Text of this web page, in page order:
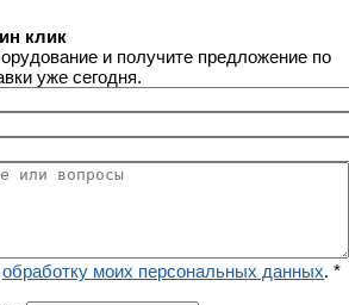
клик
и получите предложение по
уже сегодня.
или вопросы
обработку моих персональных данных. *